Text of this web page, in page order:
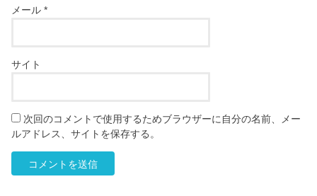
メール*
サイト
次回のコメントで使用するためブラウザーに自分の名前、メー
ルアドレス、サイトを保存する。